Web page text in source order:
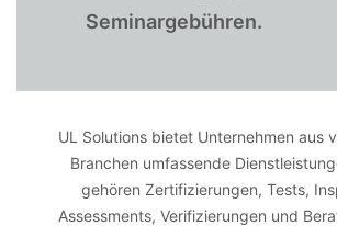
Seminargebühren.
UL Solutions bietet Unternehmen aus
Branchen umfassende
gehören Zertifizierungen, Tests,
Assessments, Verifizierungen und